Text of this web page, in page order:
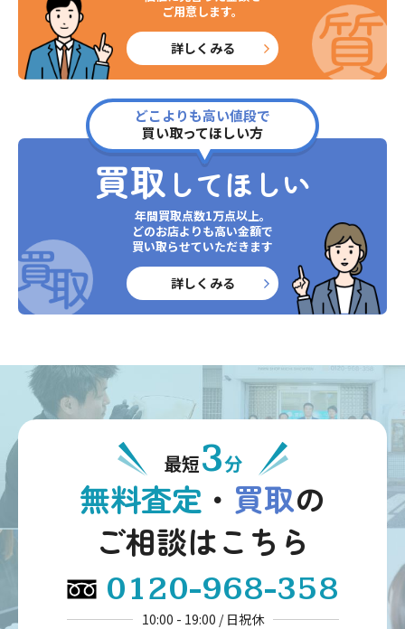
ご用意します。
詳しくみる
どこよりも高い値段で
買い取ってほしい方
買取 してほしい
年間買取点数1万点以上。
どのお店よりも高い金額で
買い取らせていただきます
詳しくみる
最短3分
無料査定 ・ 買取の
ご相談はこちら
0120-968-358
10:00 - 19:00 / 日祝休